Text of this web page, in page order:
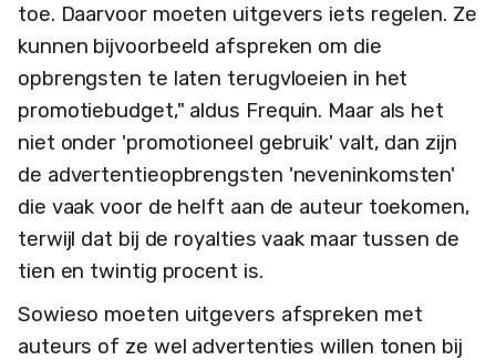
toe. Daarvoor moeten uitgevers iets regelen. Ze
kunnen bijvoorbeeld afspreken om die
opbrengsten te laten terugvloeien in het
promotiebudget," aldus Frequin. Maar als het
niet onder 'promotioneel gebruik' valt, dan zijn
de advertentieopbrengsten 'neveninkomsten'
die vaak voor de helft aan de auteur toekomen,
terwijl dat bij de royalties vaak maar tussen de
tien en twintig procent is.
Sowieso moeten uitgevers afspreken met
auteurs of ze wel advertenties willen tonen bij